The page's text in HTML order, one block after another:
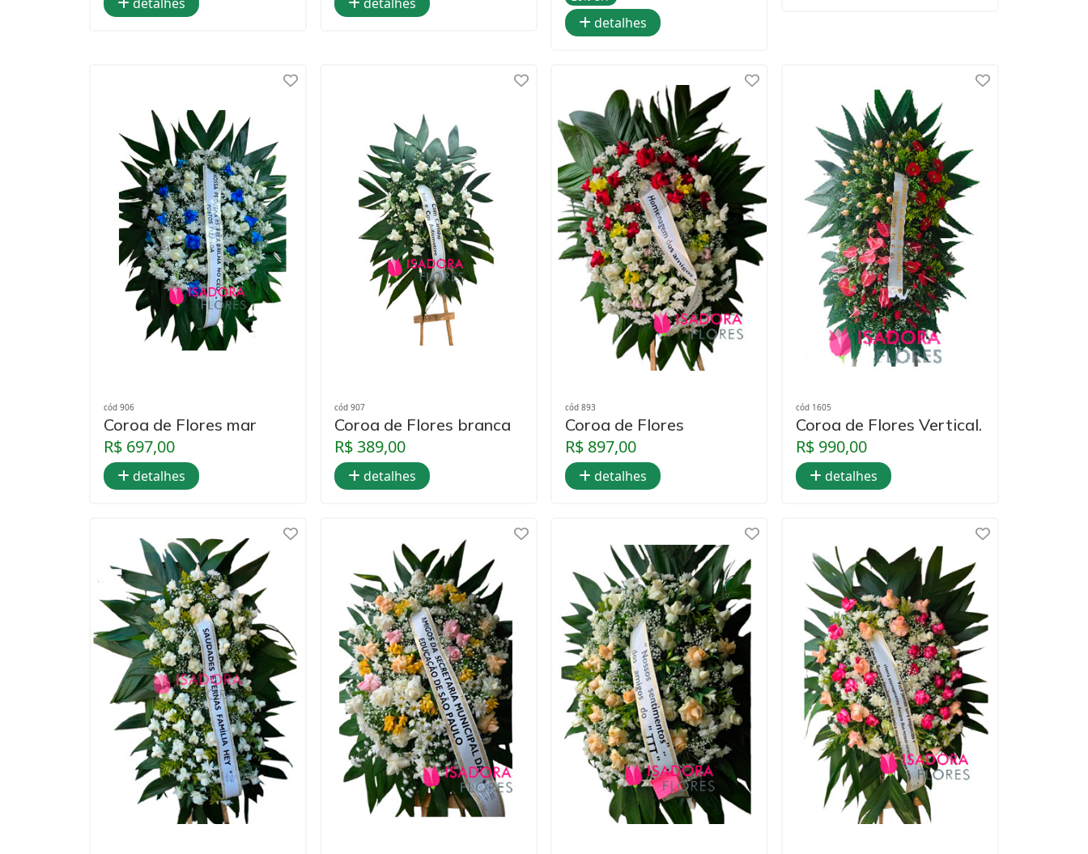
detalhes
cód 906
Coroa de Flores mar
R$ 697,00
detalhes
cód 907
Coroa de Flores branca
R$ 389,00
detalhes
cód 893
Coroa de Flores
R$ 897,00
detalhes
cód 1605
Coroa de Flores Vertical.
R$ 990,00
detalhes